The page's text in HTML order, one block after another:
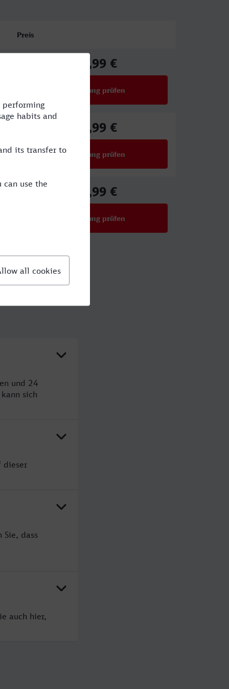
Preis
91,99 €
Verbindung prüfen
39,99 €
Verbindung prüfen
44,99 €
Verbindung prüfen
und 24
sich
dieser
dass
auch hier,